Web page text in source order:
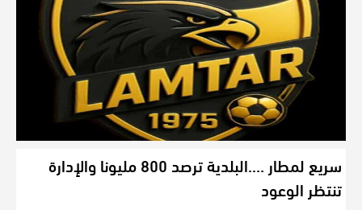
سريع لمطار ….البلدية ترصد 800 مليونا والإدارة
تنتظر الوعود